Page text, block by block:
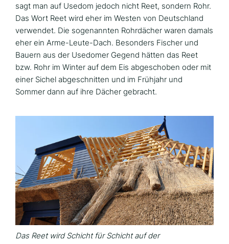
sagt man auf Usedom jedoch nicht Reet, sondern Rohr.
Das Wort Reet wird eher im Westen von Deutschland
verwendet. Die sogenannten Rohrdächer waren damals
eher ein Arme-Leute-Dach. Besonders Fischer und
Bauern aus der Usedomer Gegend hätten das Reet
bzw. Rohr im Winter auf dem Eis abgeschoben oder mit
einer Sichel abgeschnitten und im Frühjahr und
Sommer dann auf ihre Dächer gebracht.
Das Reet wird Schicht für Schicht auf der